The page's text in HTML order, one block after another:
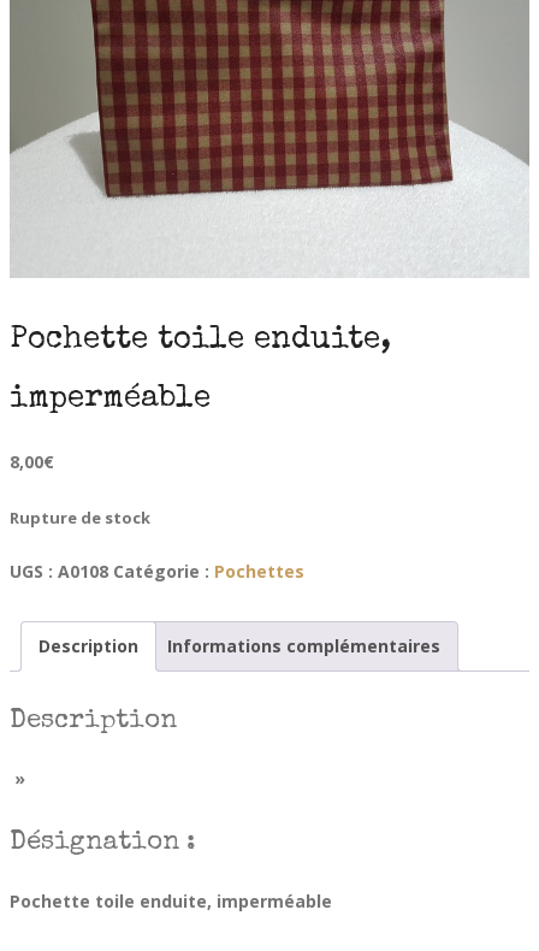
Pochette toile enduite,
imperméable
8,00€
Rupture de stock
UGS : A0108 Catégorie : Pochettes
Description Informations complémentaires
Description
»
Désignation :
Pochette toile enduite, imperméable